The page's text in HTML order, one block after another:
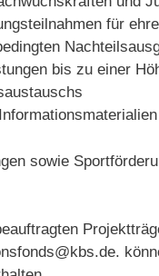
für
bis zu einer
sowie